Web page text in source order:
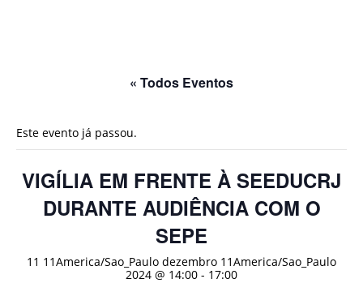
« Todos Eventos
Este evento já passou.
VIGÍLIA EM FRENTE À SEEDUCRJ
DURANTE AUDIÊNCIA COM O
SEPE
11 11America/Sao_Paulo dezembro 11America/Sao_Paulo
2024 @ 14:00 - 17:00